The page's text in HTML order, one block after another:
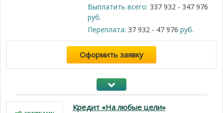
Выплатить всего: 337 932 - 347 976
руб.
Переплата: 37 932 - 47 976 руб.
Оформить заявку
Кредит «На любые цели»